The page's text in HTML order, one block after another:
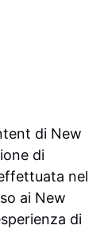
di New
di
nel
ai New
di